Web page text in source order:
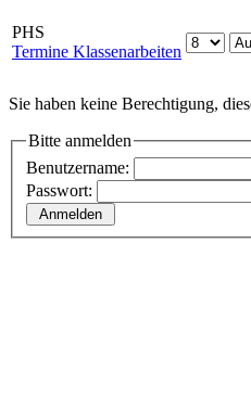
PHS
Termine Klassenarbeiten
Sie haben keine Berechtigung,
Bitte anmelden
Benutzername:
Passwort: